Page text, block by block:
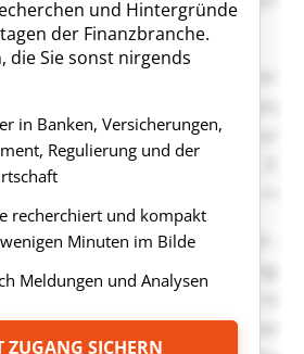
und Hintergründe
der Finanzbranche.
die Sie sonst nirgends
in Banken, Versicherungen,
Regulierung und der
recherchiert und kompakt
Minuten im Bilde
Meldungen und Analysen
ZUGANG SICHERN